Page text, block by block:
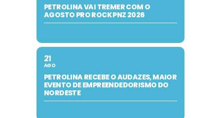
PETROLINA VAI TREMER COM O
AGOSTO PRO ROCK PNZ 2026
21
AGO
PETROLINA RECEBE O AUDAZES, MAIOR
EVENTO DE EMPREENDEDORISMO DO
NORDESTE